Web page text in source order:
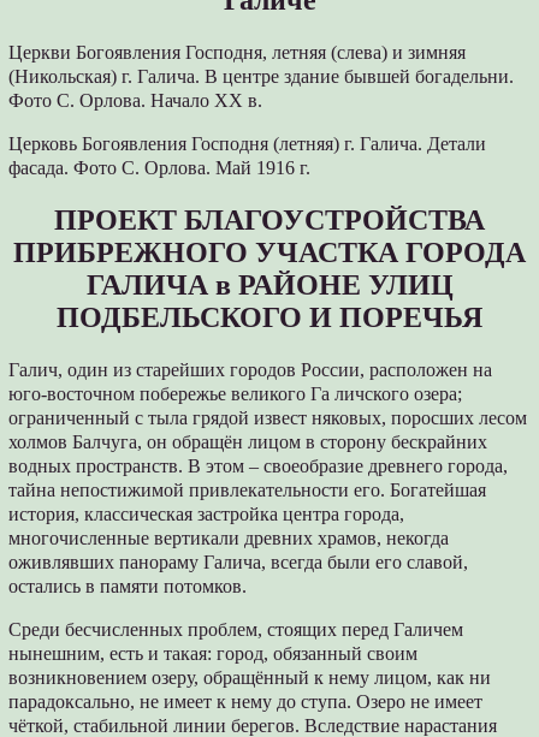
Церкви Богоявления Господня, летняя (слева) и зимняя
(Никольская) г. Галича. В центре здание бывшей богадельни.
Фото С. Орлова. Начало XX в.
Церковь Богоявления Господня (летняя) г. Галича. Детали
фасада. Фото С. Орлова. Май 1916 г.
ПРОЕКТ БЛАГОУСТРОЙСТВА
ПРИБРЕЖНОГО УЧАСТКА ГОРОДА
ГАЛИЧА в РАЙОНЕ УЛИЦ
ПОДБЕЛЬСКОГО И ПОРЕЧЬЯ
Галич, один из старейших городов России, расположен на
юго-восточном побережье великого Га личского озера;
ограниченный с тыла грядой извест няковых, поросших лесом
холмов Балчуга, он обращён лицом в сторону бескрайних
водных пространств. В этом – своеобразие древнего города,
тайна непостижимой привлекательности его. Богатейшая
история, классическая застройка центра города,
многочисленные вертикали древних храмов, некогда
оживлявших панораму Галича, всегда были его славой,
остались в памяти потомков.
Среди бесчисленных проблем, стоящих перед Галичем
нынешним, есть и такая: город, обязанный своим
возникновением озеру, обращённый к нему лицом, как ни
парадоксально, не имеет к нему до ступа. Озеро не имеет
чёткой, стабильной линии берегов. Вследствие нарастания